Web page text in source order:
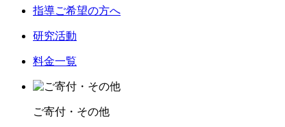
指導ご希望の方へ
研究活動
料金一覧
ご寄付・その他